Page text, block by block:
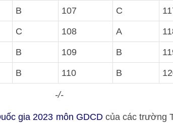
B 107 C
C 108 A
B 109 B
B 110 B
-/-
gia 2023 môn GDCDcủa các trường